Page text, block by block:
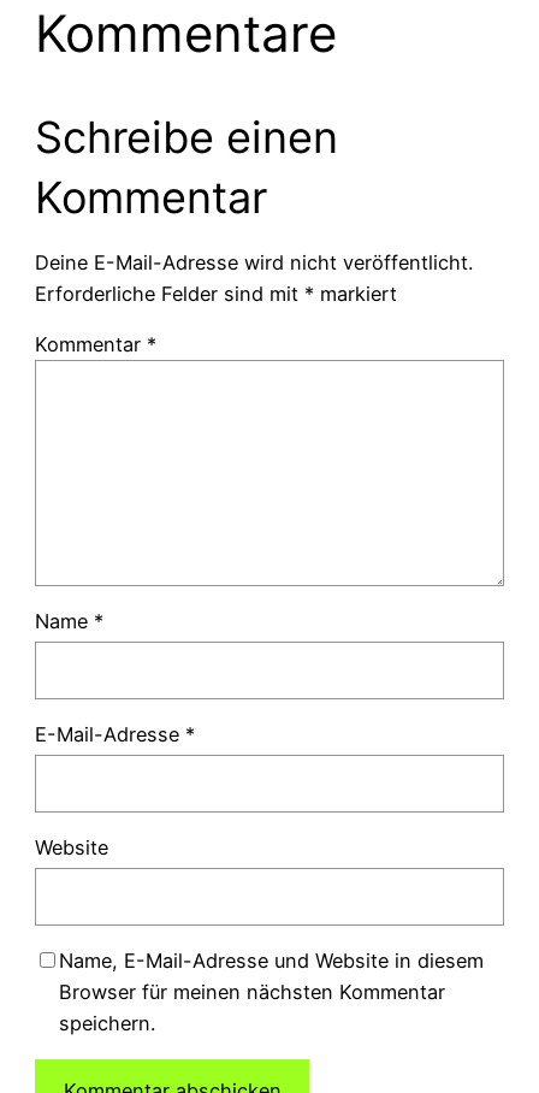
Kommentare
Schreibe einen
Kommentar
Deine E-Mail-Adresse wird nicht veröffentlicht.
Erforderliche Felder sind mit * markiert
Kommentar *
Name *
E-Mail-Adresse *
Website
Name, E-Mail-Adresse und Website in diesem
Browser für meinen nächsten Kommentar
speichern.